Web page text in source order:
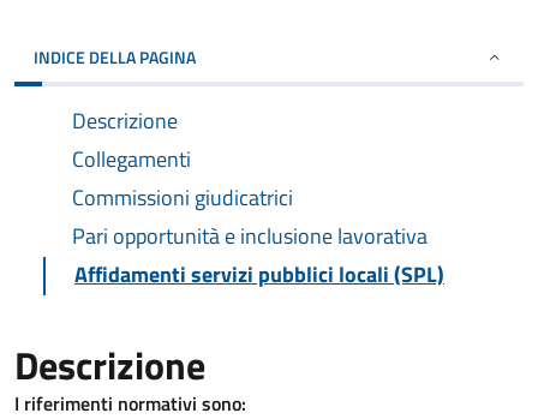
INDICE DELLA PAGINA
Descrizione
Collegamenti
Commissioni giudicatrici
Pari opportunità e inclusione lavorativa
Affidamenti servizi pubblici locali (SPL)
Descrizione
I riferimenti normativi sono: